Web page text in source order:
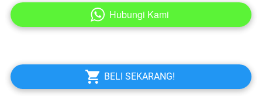
` Hubungi Kami
` BELI SEKARANG!